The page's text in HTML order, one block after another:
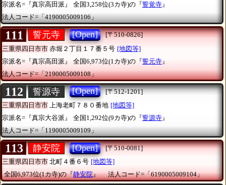
宗派名=『真宗高田派』
全国3,258位(3カ寺)の『誓覚寺』
法人コード=「4190005009106」
111 誓元寺 [Open]
[〒510-0826]
三重県四日市市 赤堀２丁目１７番５号 [地図等]
宗派名=『真宗高田派』
全国6,973位(1カ寺)の『誓元寺 』
法人コード=「2190005009108」
112 誓源寺 [Open]
[〒512-1201]
三重県四日市市 上海老町７８０番地 [地図等]
宗派名=『真宗大谷派』
全国1,292位(9カ寺)の『誓源寺』
法人コード=「1190005009109」
113 静安院 [Open]
[〒510-0081]
三重県四日市市 北町４番６号 [地図等]
全国6,973位(1カ寺)の『静安院』 法人コード=「6190005009104」